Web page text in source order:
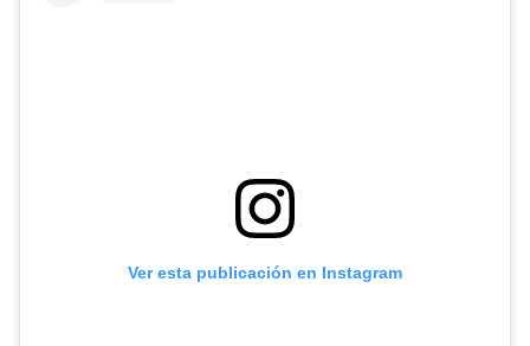
Ver esta publicación en Instagram